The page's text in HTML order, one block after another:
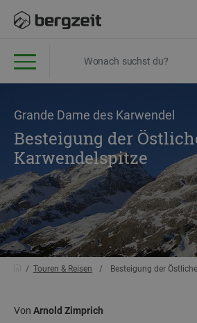
Grande Dame des Karwendel
Besteigung der
Karwendelspitze
Touren & Reisen Besteigung der
Von Arnold Zimprich